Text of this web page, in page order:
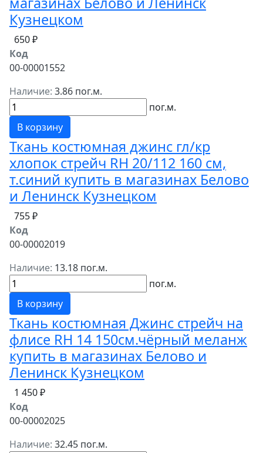
Кузнецком
650 ₽
Код
00-00001552
Наличие: 3.86 пог.м.
пог.м.
В корзину
Ткань костюмная джинс гл/кр
хлопок стрейч RH 20/112 160 см,
т.синий купить в магазинах Белово
и Ленинск Кузнецком
755 ₽
Код
00-00002019
Наличие: 13.18 пог.м.
пог.м.
В корзину
Ткань костюмная Джинс стрейч на
флисе RH 14 150см.чёрный меланж
купить в магазинах Белово и
Ленинск Кузнецком
1 450 ₽
Код
00-00002025
Наличие: 32.45 пог.м.